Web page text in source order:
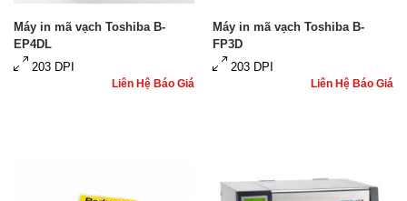
Máy in mã vạch Toshiba B-
EP4DL
203 DPI
Liên Hệ Báo Giá
Máy in mã vạch Toshiba B-
FP3D
203 DPI
Liên Hệ Báo Giá